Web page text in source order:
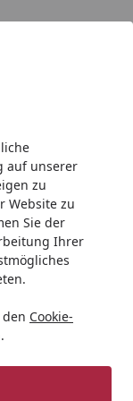
auf unserer
zu
Website zu
Sie der
Ihrer
Cookie-